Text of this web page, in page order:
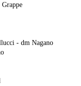
- dm Nagano